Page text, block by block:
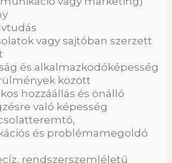
vagy sajtóban szerzett
és alkalmazkodóképesség
között
hozzáállás és önálló
való képesség
és problémamegoldó
rendszerszemléletű